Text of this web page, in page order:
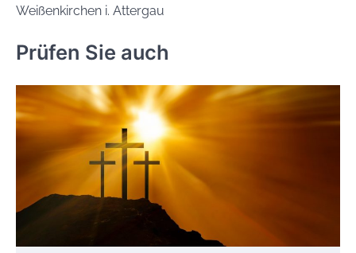
Weißenkirchen i. Attergau
Prüfen Sie auch